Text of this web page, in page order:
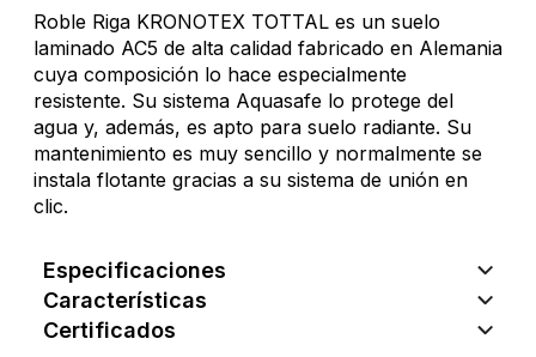
Roble Riga KRONOTEX TOTTAL es un suelo
laminado AC5 de alta calidad fabricado en Alemania
cuya composición lo hace especialmente
resistente. Su sistema Aquasafe lo protege del
agua y, además, es apto para suelo radiante. Su
mantenimiento es muy sencillo y normalmente se
instala flotante gracias a su sistema de unión en
clic.
Especificaciones
Características
Certificados